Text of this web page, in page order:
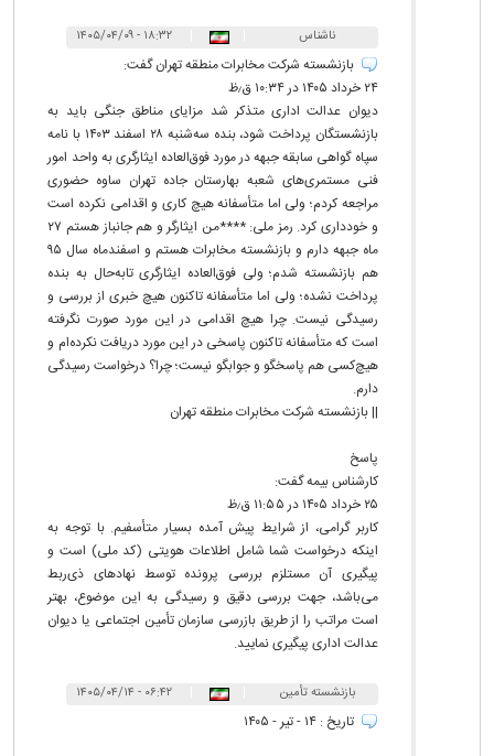
ناشناس ۱۸:۳۲ - ۱۴۰۵/۰۴/۰۹
بازنشسته شرکت مخابرات منطقه تهران گفت:
۲۴ خرداد ۱۴۰۵ در ۱۰:۳۴ ق٫ظ
دیوان عدالت اداری متذکر شد مزایای مناطق جنگی باید به
بازنشستگان پرداخت شود، بنده سه‌شنبه ۲۸ اسفند ۱۴۰۳ با نامه
سپاه گواهی سابقه جبهه در مورد فوق‌العاده ایثارگری به واحد امور
فنی مستمری‌های شعبه بهارستان جاده تهران ساوه حضوری
مراجعه کردم؛ ولی اما متأسفانه هیچ کاری و اقدامی نکرده است
و خودداری کرد. رمز ملی: ****من ایثارگر و هم جانباز هستم ۲۷
ماه جبهه دارم و بازنشسته مخابرات هستم و اسفندماه سال ۹۵
هم بازنشسته شدم؛ ولی فوق‌العاده ایثارگری تابه‌حال به بنده
پرداخت نشده؛ ولی اما متأسفانه تاکنون هیچ خبری از بررسی و
رسیدگی نیست. چرا هیچ اقدامی در این مورد صورت نگرفته
است که متأسفانه تاکنون پاسخی در این مورد دریافت نکرده‌ام و
هیچ‌کسی هم پاسخگو و جوابگو نیست؛ چرا؟ درخواست رسیدگی
دارم.
|| بازنشسته شرکت مخابرات منطقه تهران
پاسخ
کارشناس بیمه گفت:
۲۵ خرداد ۱۴۰۵ در ۱۱:۵۵ ق٫ظ
کاربر گرامی، از شرایط پیش آمده بسیار متأسفیم. با توجه به
اینکه درخواست شما شامل اطلاعات هویتی (کد ملی) است و
پیگیری آن مستلزم بررسی پرونده توسط نهادهای ذی‌ربط
می‌باشد، جهت بررسی دقیق و رسیدگی به این موضوع، بهتر
است مراتب را از طریق بازرسی سازمان تأمین اجتماعی یا دیوان
عدالت اداری پیگیری نمایید.
بازنشسته تأمین
اجتماعی
۰۶:۴۲ - ۱۴۰۵/۰۴/۱۴
تاریخ : ۱۴ - تیر - ۱۴۰۵